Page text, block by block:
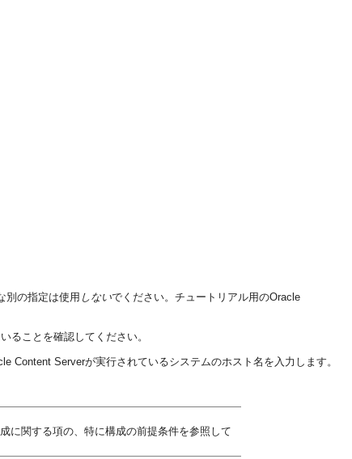
別の指定は使用 しないでください。チュートリアル用のOracle
ることを確認してください。
Content Serverが実行されているシステムのホスト名を入力します。
に関する項の、特に構成の前提条件を参照して